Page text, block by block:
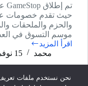
حيث تقدم خصومات
والحزم والملحقات
موسم التسوق في
اقرأ المزيد
إطلاق
GameStop
عروض
السوداء
محمد 15 نوفمبر، 2023
نحن نستخدم ملفات تعريف